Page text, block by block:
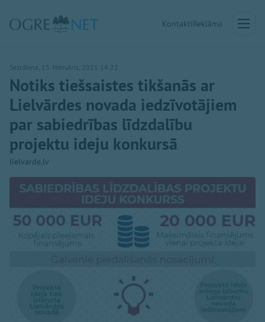
KontaktiReklāma
Sestdiena, 13. februāris, 2021 14:22
Notiks tiešsaistes tikšanās ar
Lielvārdes novada iedzīvotājiem
par sabiedrības līdzdalību
projektu ideju konkursā
lielvarde.lv